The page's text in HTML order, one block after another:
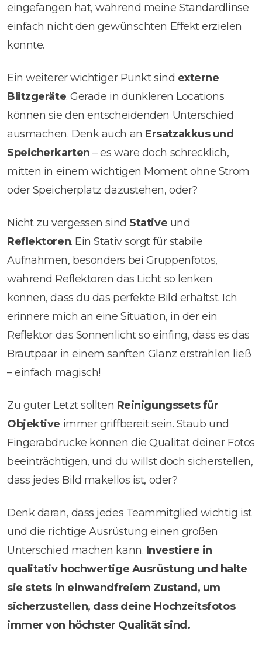
eingefangen hat, während meine Standardlinse
einfach nicht den gewünschten Effekt erzielen
konnte.
Ein weiterer wichtiger Punkt sind externe
Blitzgeräte. Gerade in dunkleren Locations
können sie den entscheidenden Unterschied
ausmachen. Denk auch an Ersatzakkus und
Speicherkarten – es wäre doch schrecklich,
mitten in einem wichtigen Moment ohne Strom
oder Speicherplatz dazustehen, oder?
Nicht zu vergessen sind Stative und
Reflektoren. Ein Stativ sorgt für stabile
Aufnahmen, besonders bei Gruppenfotos,
während Reflektoren das Licht so lenken
können, dass du das perfekte Bild erhältst. Ich
erinnere mich an eine Situation, in der ein
Reflektor das Sonnenlicht so einfing, dass es das
Brautpaar in einem sanften Glanz erstrahlen ließ
– einfach magisch!
Zu guter Letzt sollten Reinigungssets für
Objektive immer griffbereit sein. Staub und
Fingerabdrücke können die Qualität deiner Fotos
beeinträchtigen, und du willst doch sicherstellen,
dass jedes Bild makellos ist, oder?
Denk daran, dass jedes Teammitglied wichtig ist
und die richtige Ausrüstung einen großen
Unterschied machen kann. Investiere in
qualitativ hochwertige Ausrüstung und halte
sie stets in einwandfreiem Zustand, um
sicherzustellen, dass deine Hochzeitsfotos
immer von höchster Qualität sind.